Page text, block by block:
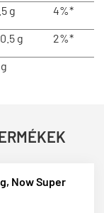
g 4%*
g 2%*
Now Super